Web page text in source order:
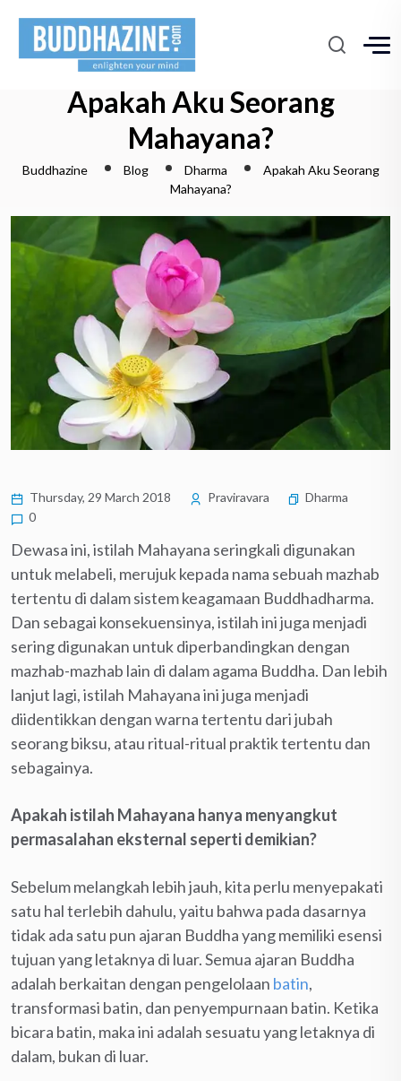
Apakah Aku Seorang
Mahayana?
Buddhazine Blog Dharma
Apakah Aku Seorang
Mahayana?
Thursday, 29 March 2018 Praviravara
Dharma
0
Dewasa ini, istilah Mahayana seringkali digunakan
untuk melabeli, merujuk kepada nama sebuah mazhab
tertentu di dalam sistem keagamaan Buddhadharma.
Dan sebagai konsekuensinya, istilah ini juga menjadi
sering digunakan untuk diperbandingkan dengan
mazhab-mazhab lain di dalam agama Buddha. Dan lebih
lanjut lagi, istilah Mahayana ini juga menjadi
diidentikkan dengan warna tertentu dari jubah
seorang biksu, atau ritual-ritual praktik tertentu dan
sebagainya.
Apakah istilah Mahayana hanya menyangkut
permasalahan eksternal seperti demikian?
Sebelum melangkah lebih jauh, kita perlu menyepakati
satu hal terlebih dahulu, yaitu bahwa pada dasarnya
tidak ada satu pun ajaran Buddha yang memiliki esensi
tujuan yang letaknya di luar. Semua ajaran Buddha
adalah berkaitan dengan pengelolaan batin,
transformasi batin, dan penyempurnaan batin. Ketika
bicara batin, maka ini adalah sesuatu yang letaknya di
dalam, bukan di luar.